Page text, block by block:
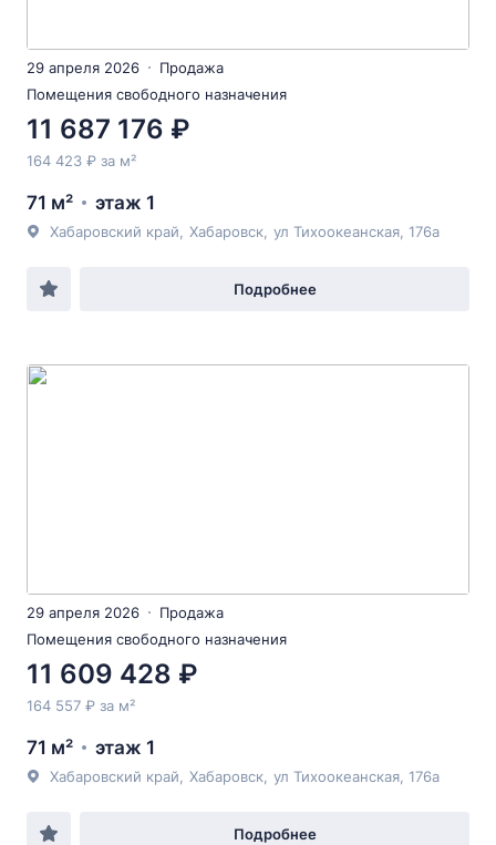
29 апреля 2026
Продажа
Помещения свободного назначения
11 687 176 ₽
164 423 ₽ за м²
71 м² этаж 1
Хабаровский край Хабаровск ул Тихоокеанская , 176а
Подробнее
29 апреля 2026
Продажа
Помещения свободного назначения
11 609 428 ₽
164 557 ₽ за м²
71 м² этаж 1
Хабаровский край Хабаровск ул Тихоокеанская , 176а
Подробнее